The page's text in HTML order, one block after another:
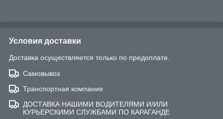
Условия доставки
Доставка осуществляется только по предоплате.
Самовывоз
Транспортная компания
ДОСТАВКА НАШИМИ ВОДИТЕЛЯМИ И/ИЛИ
КУРЬЕРСКИМИ СЛУЖБАМИ ПО КАРАГАНДЕ